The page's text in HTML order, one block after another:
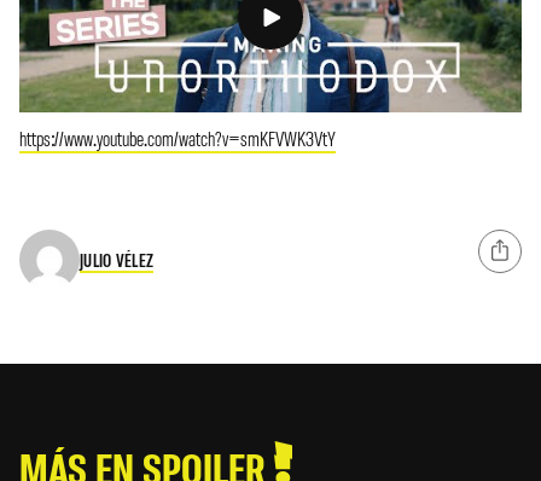
https://www.youtube.com/watch?v=smKFVWK3VtY
JULIO VÉLEZ
MÁS EN SPOILER